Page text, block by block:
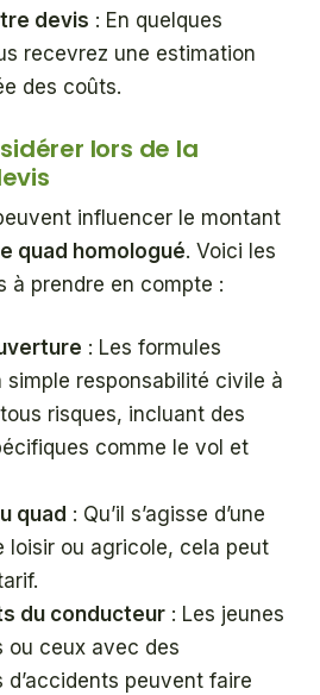
devis : En quelques
recevrez une estimation
des coûts.
lors de la
influencer le montant
quad homologué. Voici les
à prendre en compte :
: Les formules
simple responsabilité civile à
risques, incluant des
comme le vol et
quad : Qu’il s’agisse d’une
loisir ou agricole, cela peut
du conducteur : Les jeunes
ou ceux avec des
d’accidents peuvent faire